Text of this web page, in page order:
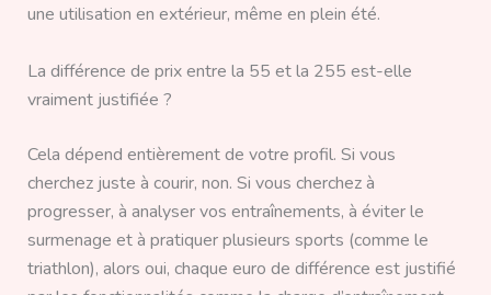
une utilisation en extérieur, même en plein été.
La différence de prix entre la 55 et la 255 est-elle
vraiment justifiée ?
Cela dépend entièrement de votre profil. Si vous
cherchez juste à courir, non. Si vous cherchez à
progresser, à analyser vos entraînements, à éviter le
surmenage et à pratiquer plusieurs sports (comme le
triathlon), alors oui, chaque euro de différence est justifié